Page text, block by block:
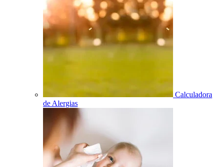
Calculadora
de Alergias